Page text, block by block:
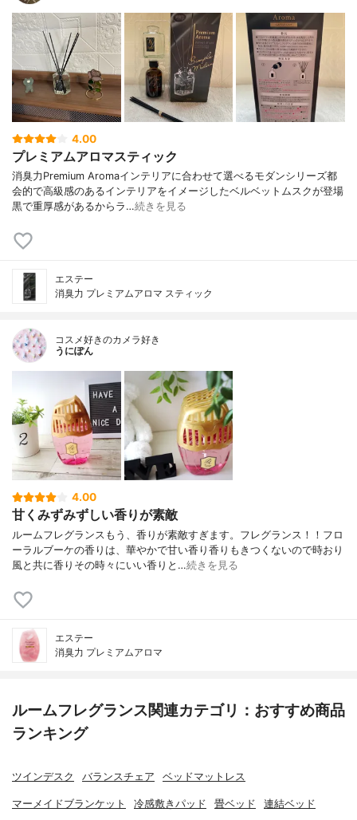
4.00
プレミアムアロマスティック
消臭力Premium Aromaインテリアに合わせて選べるモダンシリーズ都
会的で高級感のあるインテリアをイメージしたベルベットムスクが登場
黒で重厚感があるからラ…続きを見る
エステー
消臭力 プレミアムアロマ スティック
コスメ好きのカメラ好き
うにぽん
4.00
甘くみずみずしい香りが素敵
ルームフレグランスもう、香りが素敵すぎます。フレグランス！！フロ
ーラルブーケの香りは、華やかで甘い香り香りもきつくないので時おり
風と共に香りその時々にいい香りと…続きを見る
エステー
消臭力 プレミアムアロマ
ルームフレグランス関連カテゴリ：おすすめ商品
ランキング
ツインデスク バランスチェア ベッドマットレス
マーメイドブランケット 冷感敷きパッド 畳ベッド 連結ベッド